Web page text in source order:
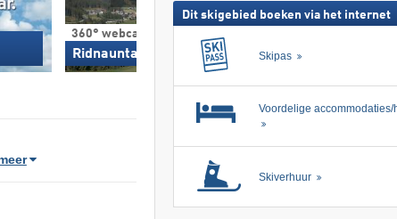
360° webcam
Ridnauntal
Webcam
Jaufen (1.838 m)
Dit skigebied boeken via het internet
Skipas
Voordelige accommodaties/
Skiverhuur